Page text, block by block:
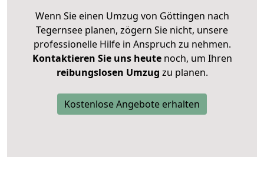
Wenn Sie einen Umzug von Göttingen nach
Tegernsee planen, zögern Sie nicht, unsere
professionelle Hilfe in Anspruch zu nehmen.
Kontaktieren Sie uns heutenoch, um Ihren
reibungslosen Umzug zu planen.
Kostenlose Angebote erhalten